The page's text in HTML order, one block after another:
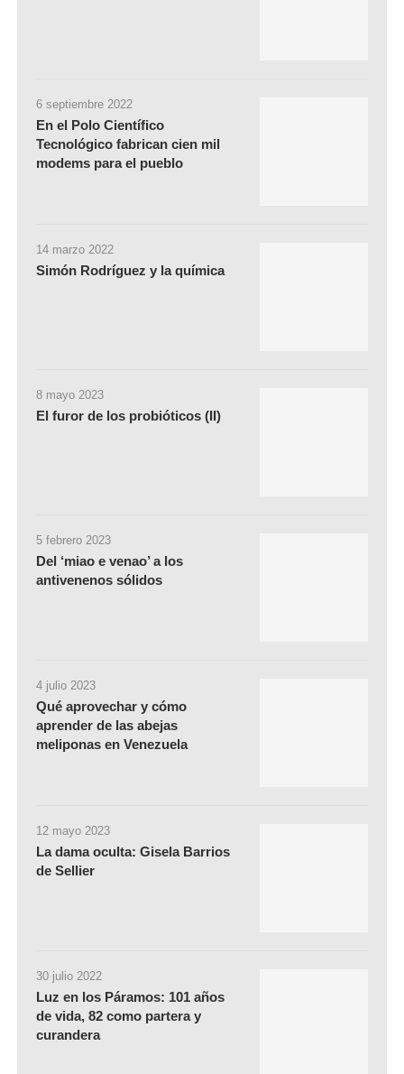
6 septiembre 2022
En el Polo Científico
Tecnológico fabrican cien mil
modems para el pueblo
14 marzo 2022
Simón Rodríguez y la química
8 mayo 2023
El furor de los probióticos (II)
5 febrero 2023
Del ‘miao e venao’ a los
antivenenos sólidos
4 julio 2023
Qué aprovechar y cómo
aprender de las abejas
meliponas en Venezuela
12 mayo 2023
La dama oculta: Gisela Barrios
de Sellier
30 julio 2022
Luz en los Páramos: 101 años
de vida, 82 como partera y
curandera